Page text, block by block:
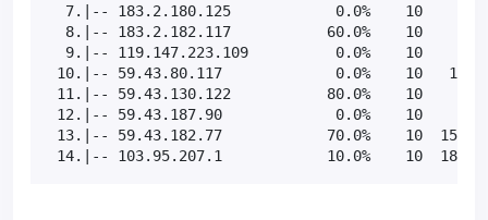
7.|-- 183.2.180.125            0.0%    10
8.|-- 183.2.182.117           60.0%    10
9.|-- 119.147.223.109          0.0%    10
10.|-- 59.43.80.117             0.0%    10
11.|-- 59.43.130.122           80.0%    10
12.|-- 59.43.187.90             0.0%    10
13.|-- 59.43.182.77            70.0%    10  158.7
14.|-- 103.95.207.1            10.0%    10  186.2